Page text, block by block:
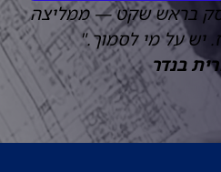
בראש שקט — ממליצה
על מי לסמוך."
בנדר